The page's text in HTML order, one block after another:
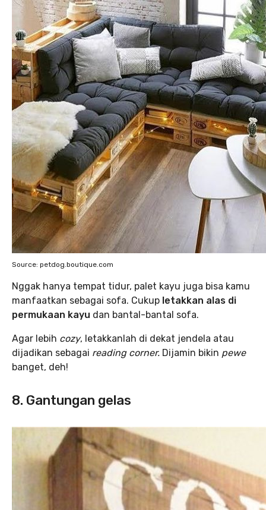
Source: petdog.boutique.com
Nggak hanya tempat tidur, palet kayu juga bisa kamu
manfaatkan sebagai sofa. Cukup letakkan alas di
permukaan kayu dan bantal-bantal sofa.
Agar lebih cozy, letakkanlah di dekat jendela atau
dijadikan sebagai reading corner. Dijamin bikin pewe
banget, deh!
8. Gantungan gelas